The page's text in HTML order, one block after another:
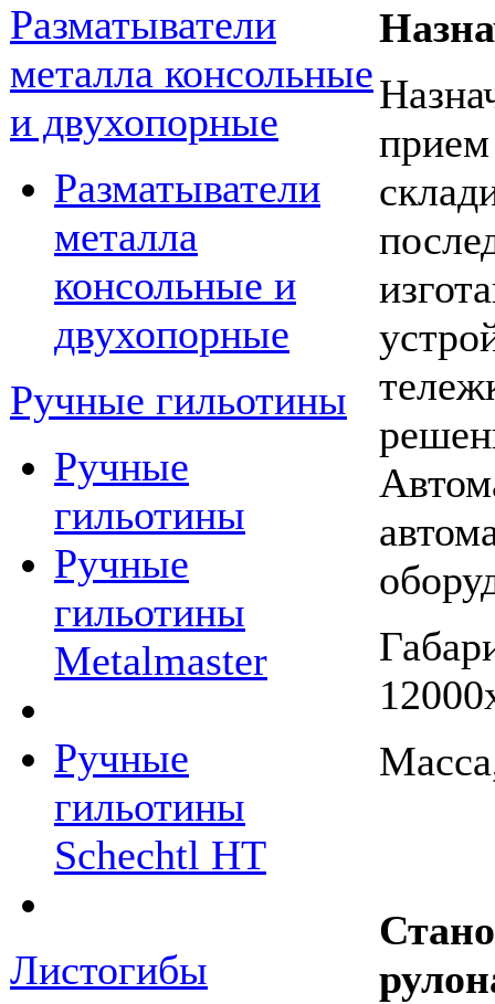
Разматыватели
металла консольные
и двухопорные
Разматыватели
металла
консольные и
двухопорные
Ручные гильотины
Ручные
гильотины
Ручные
гильотины
Metalmaster
Ручные
гильотины
Schechtl HT
Листогибы